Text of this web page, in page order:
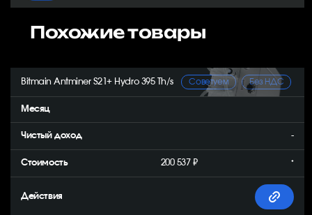
Похожие товары
Bitmain Antminer S21+ Hydro 395 Th/s Советуем Без НДС
-
200 537 ₽ *